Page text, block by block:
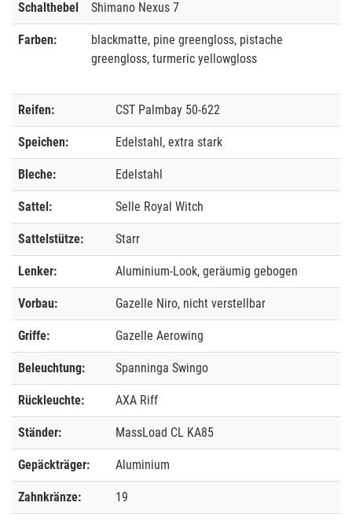
Schalthebel Shimano Nexus 7
Farben:
blackmatte, pine greengloss, pistache
greengloss, turmeric yellowgloss
Reifen: CST Palmbay 50-622
Speichen: Edelstahl, extra stark
Bleche: Edelstahl
Sattel: Selle Royal Witch
Sattelstütze: Starr
Lenker: Aluminium-Look, geräumig gebogen
Vorbau: Gazelle Niro, nicht verstellbar
Griffe: Gazelle Aerowing
Beleuchtung: Spanninga Swingo
Rückleuchte: AXA Riff
Ständer: MassLoad CL KA85
Gepäckträger: Aluminium
Zahnkränze: 19